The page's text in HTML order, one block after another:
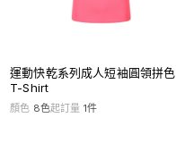
運動快乾系列成人短袖圓領拼色
T-Shirt
顏色 8色起訂量 1件